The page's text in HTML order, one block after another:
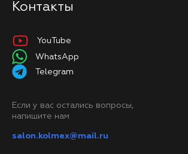
Контакты
YouTube
WhatsApp
Telegram
Если у вас остались вопросы,
напишите нам
salon.kolmex@mail.ru